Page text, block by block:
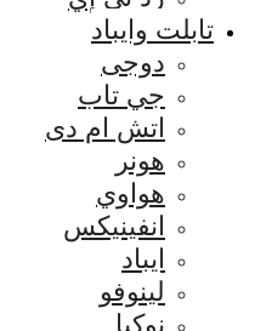
تابلت وايباد
دوجى
جي تاب
اتش ام دى
هونر
هواوي
انفينيكس
ايباد
لينوفو
نوكيا